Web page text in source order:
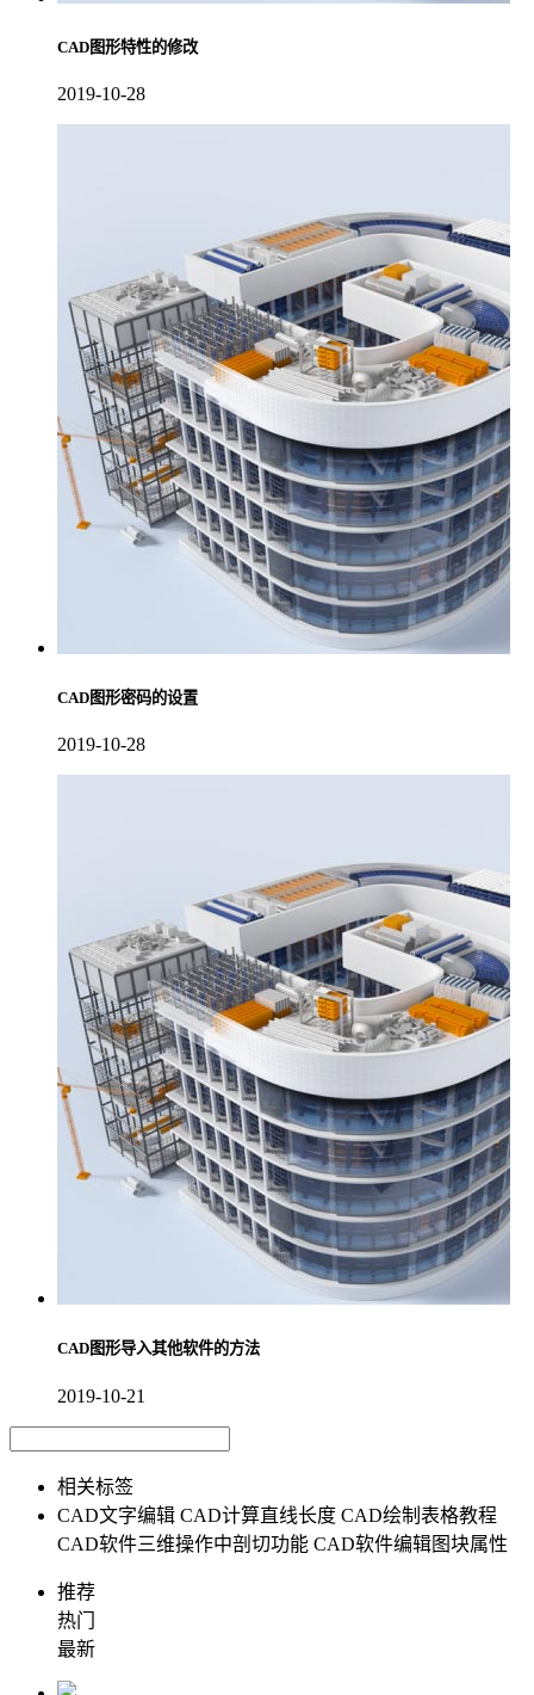
CAD图形特性的修改
2019-10-28
CAD图形密码的设置
2019-10-28
CAD图形导入其他软件的方法
2019-10-21
相关标签
CAD文字编辑 CAD计算直线长度 CAD绘制表格教程
CAD软件三维操作中剖切功能 CAD软件编辑图块属性
推荐
热门
最新